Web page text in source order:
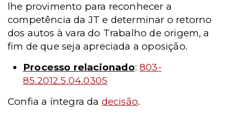
lhe provimento para reconhecer a
competência da JT e determinar o retorno
dos autos à vara do Trabalho de origem, a
fim de que seja apreciada a oposição.
Processo relacionado:803-
85.2012.5.04.0305
Confia a íntegra da decisão.